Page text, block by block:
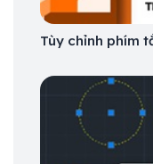
Tùy chỉnh phím